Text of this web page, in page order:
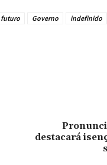
futuro Governo indefinido
destacará